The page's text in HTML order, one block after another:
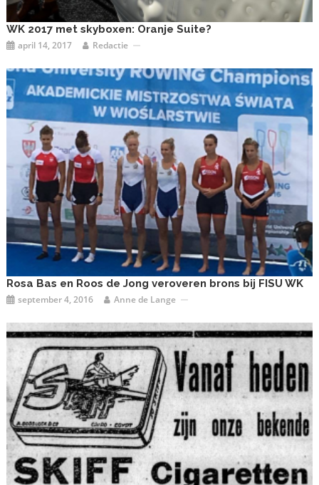
WK 2017 met skyboxen: Oranje Suite?
april 14, 2017 Redactie
Rosa Bas en Roos de Jong veroveren brons bij FISU WK
september 4, 2016 Anne de Lange